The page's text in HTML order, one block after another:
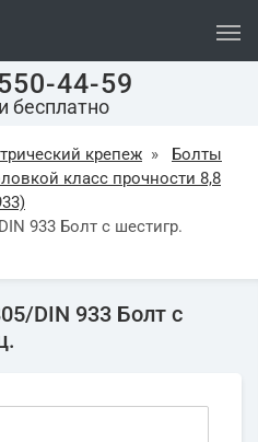
44-59
бесплатно
крепеж »
Болты
класс прочности 8,8
933 Болт с шестигр.
DIN 933 Болт с